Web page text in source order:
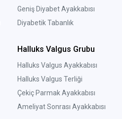
Geniş Diyabet Ayakkabısı
Diyabetik Tabanlık
Halluks Valgus Grubu
Halluks Valgus Ayakkabısı
Halluks Valgus Terliği
Çekiç Parmak Ayakkabısı
Ameliyat Sonrası Ayakkabısı